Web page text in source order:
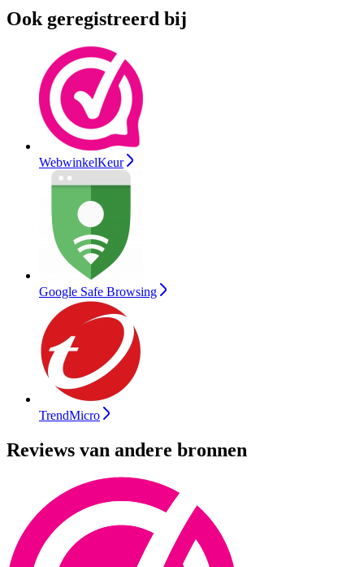
Ook geregistreerd bij
WebwinkelKeur
Google Safe Browsing
TrendMicro
Reviews van andere bronnen